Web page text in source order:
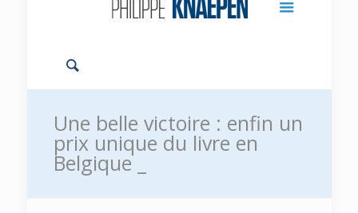
Une belle victoire : enfin un
prix unique du livre en
Belgique _